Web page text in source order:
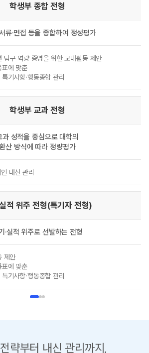
학생부 종합 전형
류·면접 등을종합하여 정성평가
탐구 역량 증명을 위한 교내활동 제안
에 맞춘
기사항·행동종합 관리
학생부 교과 전형
과 성적을 중심으로 대학의
산 방식에 따라 정량평가
내신 관리
적 위주 전형(특기자 전형)
·실적 위주로 선발하는 전형
제안
에 맞춘
기사항·행동종합 관리
략부터 내신 관리까지,